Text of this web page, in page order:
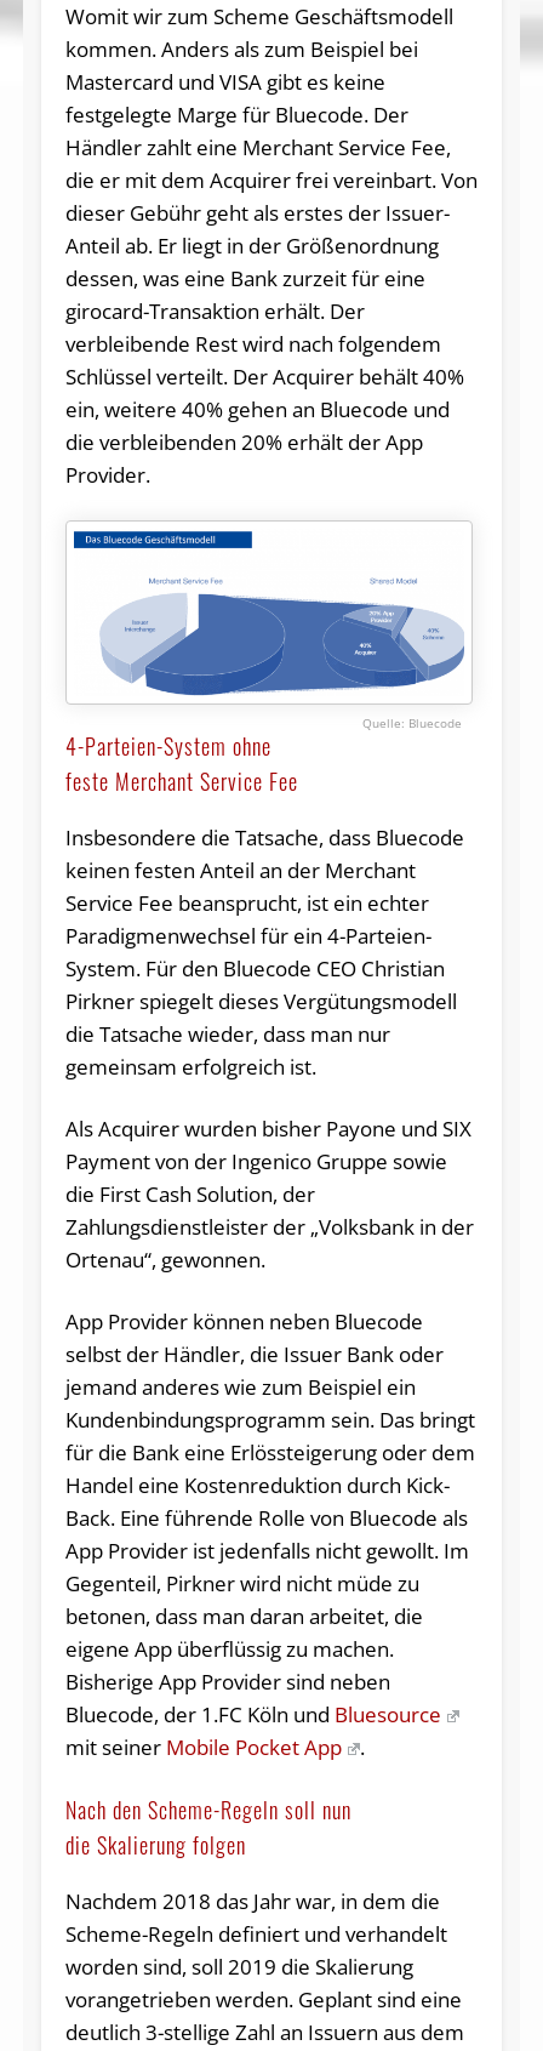
Womit wir zum Scheme Geschäftsmodell
kommen. Anders als zum Beispiel bei
Mastercard und VISA gibt es keine
festgelegte Marge für Bluecode. Der
Händler zahlt eine Merchant Service Fee,
die er mit dem Acquirer frei vereinbart. Von
dieser Gebühr geht als erstes der Issuer-
Anteil ab. Er liegt in der Größenordnung
dessen, was eine Bank zurzeit für eine
girocard-Transaktion erhält. Der
verbleibende Rest wird nach folgendem
Schlüssel verteilt. Der Acquirer behält 40%
ein, weitere 40% gehen an Bluecode und
die verbleibenden 20% erhält der App
Provider.
Bluecode
4-Parteien-System ohne
feste Merchant Service Fee
Insbesondere die Tatsache, dass Bluecode
keinen festen Anteil an der Merchant
Service Fee beansprucht, ist ein echter
Paradigmenwechsel für ein 4-Parteien-
System. Für den Bluecode CEO Christian
Pirkner spiegelt dieses Vergütungsmodell
die Tatsache wieder, dass man nur
gemeinsam erfolgreich ist.
Als Acquirer wurden bisher Payone und SIX
Payment von der Ingenico Gruppe sowie
die First Cash Solution, der
Zahlungsdienstleister der „Volksbank in der
Ortenau“, gewonnen.
App Provider können neben Bluecode
selbst der Händler, die Issuer Bank oder
jemand anderes wie zum Beispiel ein
Kundenbindungsprogramm sein. Das bringt
für die Bank eine Erlössteigerung oder dem
Handel eine Kostenreduktion durch Kick-
Back. Eine führende Rolle von Bluecode als
App Provider ist jedenfalls nicht gewollt. Im
Gegenteil, Pirkner wird nicht müde zu
betonen, dass man daran arbeitet, die
eigene App überflüssig zu machen.
Bisherige App Provider sind neben
Bluecode, der 1.FC Köln und Bluesource
mit seiner Mobile Pocket App .
Nach den Scheme-Regeln soll nun
die Skalierung folgen
Nachdem 2018 das Jahr war, in dem die
Scheme-Regeln definiert und verhandelt
worden sind, soll 2019 die Skalierung
vorangetrieben werden. Geplant sind eine
deutlich 3-stellige Zahl an Issuern aus dem